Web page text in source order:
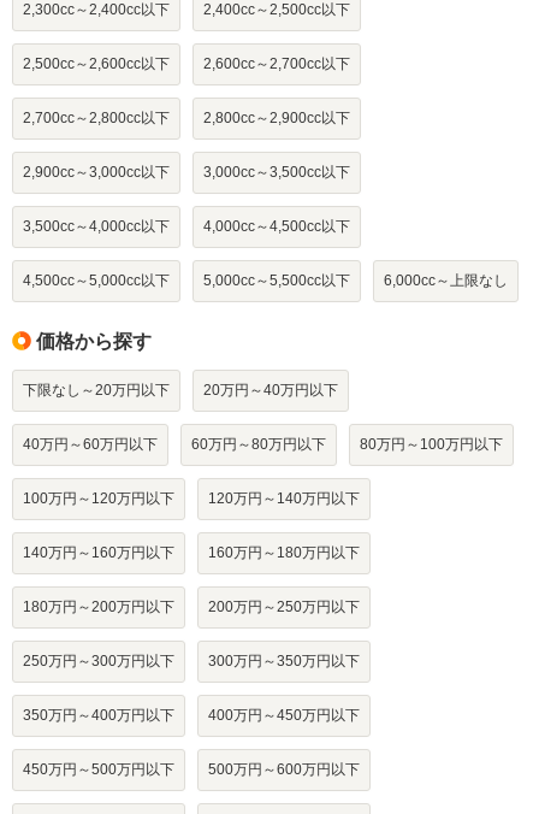
2,300cc～2,400cc以下 2,400cc～2,500cc以下
2,500cc～2,600cc以下 2,600cc～2,700cc以下
2,700cc～2,800cc以下 2,800cc～2,900cc以下
2,900cc～3,000cc以下 3,000cc～3,500cc以下
3,500cc～4,000cc以下 4,000cc～4,500cc以下
4,500cc～5,000cc以下 5,000cc～5,500cc以下 6,000cc～上限なし
価格から探す
下限なし～20万円以下 20万円～40万円以下
40万円～60万円以下 60万円～80万円以下 80万円～100万円以下
100万円～120万円以下 120万円～140万円以下
140万円～160万円以下 160万円～180万円以下
180万円～200万円以下 200万円～250万円以下
250万円～300万円以下 300万円～350万円以下
350万円～400万円以下 400万円～450万円以下
450万円～500万円以下 500万円～600万円以下